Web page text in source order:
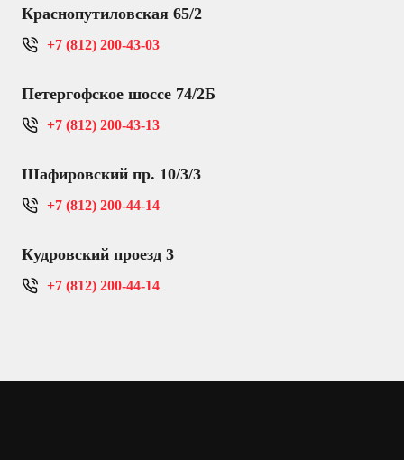
Краснопутиловская 65/2
+7 (812) 200-43-03
Петергофское шоссе 74/2Б
+7 (812) 200-43-13
Шафировский пр. 10/3/3
+7 (812) 200-44-14
Кудровский проезд 3
+7 (812) 200-44-14